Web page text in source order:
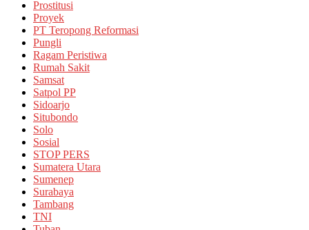
Prostitusi
Proyek
PT Teropong Reformasi
Pungli
Ragam Peristiwa
Rumah Sakit
Samsat
Satpol PP
Sidoarjo
Situbondo
Solo
Sosial
STOP PERS
Sumatera Utara
Sumenep
Surabaya
Tambang
TNI